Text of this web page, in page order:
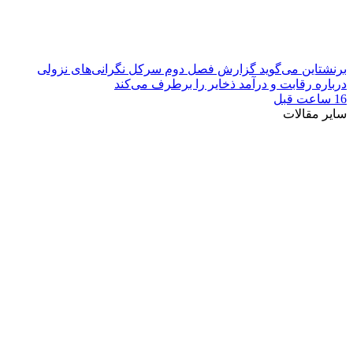
برنشتاین می‌گوید گزارش فصل دوم سرکل نگرانی‌های نزولی
درباره رقابت و درآمد ذخایر را برطرف می‌کند
16 ساعت قبل
سایر مقالات